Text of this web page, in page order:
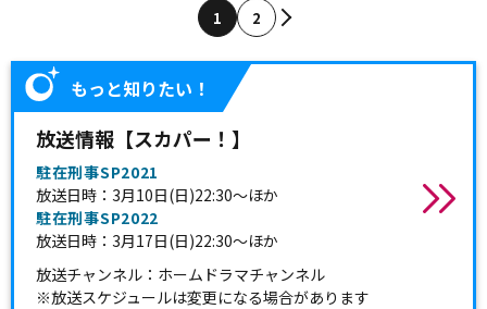
1 2
もっと知りたい！
放送情報【スカパー！】
駐在刑事SP2021
放送日時：3月10日(日)22:30～ほか
駐在刑事SP2022
放送日時：3月17日(日)22:30～ほか
放送チャンネル：ホームドラマチャンネル
※放送スケジュールは変更になる場合があります